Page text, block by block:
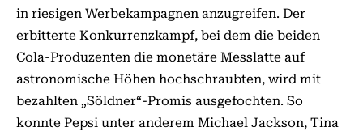
in riesigen Werbekampagnen anzugreifen. Der
erbitterte Konkurrenzkampf, bei dem die beiden
Cola-Produzenten die monetäre Messlatte auf
astronomische Höhen hochschraubten, wird mit
bezahlten „Söldner“-Promis ausgefochten. So
konnte Pepsi unter anderem Michael Jackson, Tina